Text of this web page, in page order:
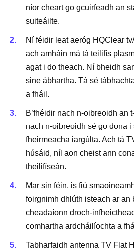
níor cheart go gcuirfeadh an
suiteáilte.
Ní féidir leat aeróg HQClear
ach amháin má tá teilifís
agat i do theach. Ní bheidh
sine ábhartha. Tá sé
a fháil.
B’fhéidir nach n-oibreoidh an
nach n-oibreoidh sé go dona
fheirmeacha iargúlta. Ach tá
húsáid, níl aon cheist ann
theilifíseán.
Mar sin féin, is fiú
foirgnimh dhlúth isteach ar an
cheadaíonn droch-
comhartha ardcháilíochta a
Tabharfaidh antenna TV Flat